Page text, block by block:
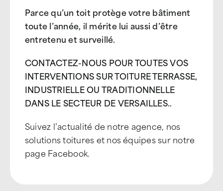
Parce qu’un toit protège votre bâtiment
toute l’année, il mérite lui aussi d’être
entretenu et surveillé.
CONTACTEZ-NOUS POUR TOUTES VOS
INTERVENTIONS SUR TOITURE TERRASSE,
INDUSTRIELLE OU TRADITIONNELLE
DANS LE SECTEUR DE VERSAILLES..
Suivez l’actualité de notre agence, nos
solutions toitures et nos équipes sur notre
page Facebook.